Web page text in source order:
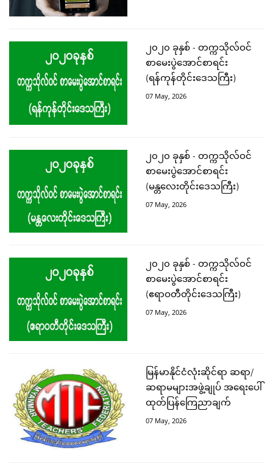
၂၀၂၀ ခုနှစ် - တက္ကသိုလ်ဝင်
စာမေးပွဲအောင်စာရင်း
(ရန်ကုန်တိုင်းဒေသကြီး)
07 May, 2026
၂၀၂၀ ခုနှစ် - တက္ကသိုလ်ဝင်
စာမေးပွဲအောင်စာရင်း
(မန္တလေးတိုင်းဒေသကြီး)
07 May, 2026
၂၀၂၀ ခုနှစ် - တက္ကသိုလ်ဝင်
စာမေးပွဲအောင်စာရင်း
(ဧရာဝတီတိုင်းဒေသကြီး)
07 May, 2026
မြန်မာနိုင်ငံလုံးဆိုင်ရာ ဆရာ/
ဆရာမများအဖွဲ့ချုပ် အရေးပေါ်
ထုတ်ပြန်ကြေညာချက်
07 May, 2026